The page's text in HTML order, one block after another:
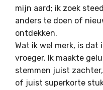
mijn aard; ik zoek
anders te doen of
ontdekken.
Wat ik wel merk, is
vroeger. Ik maakte
stemmen juist
of juist superkorte